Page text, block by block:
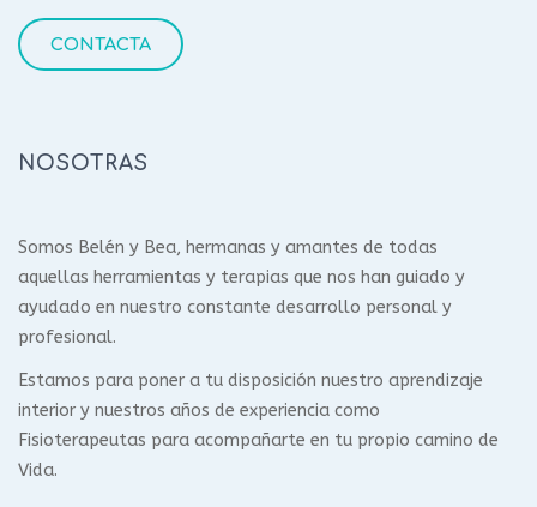
CONTACTA
NOSOTRAS
Somos Belén y Bea, hermanas y amantes de todas
aquellas herramientas y terapias que nos han guiado y
ayudado en nuestro constante desarrollo personal y
profesional.
Estamos para poner a tu disposición nuestro aprendizaje
interior y nuestros años de experiencia como
Fisioterapeutas para acompañarte en tu propio camino de
Vida.